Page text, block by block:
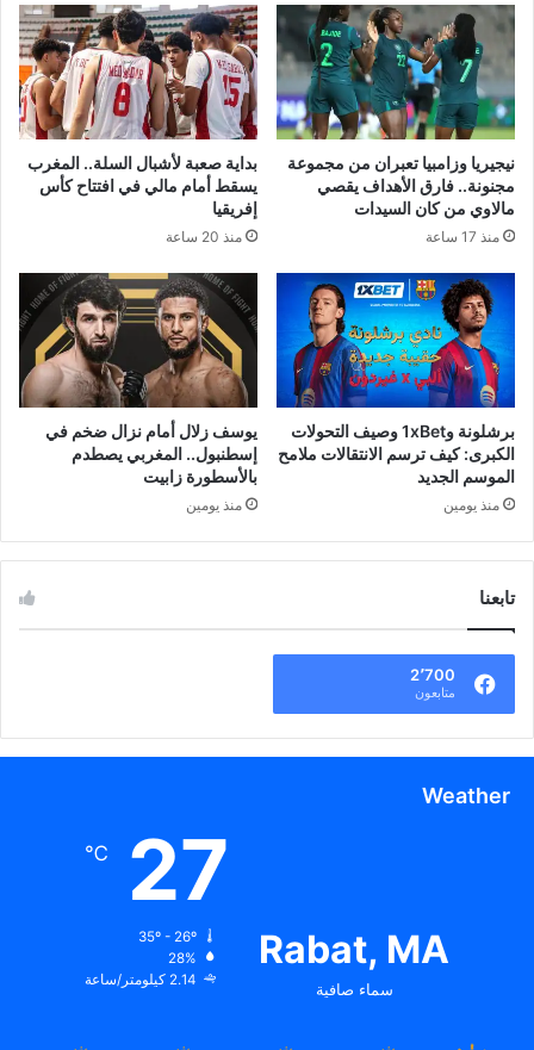
نيجيريا وزامبيا تعبران من مجموعة
مجنونة.. فارق الأهداف يقصي
مالاوي من كان السيدات
منذ 17 ساعة
بداية صعبة لأشبال السلة.. المغرب
يسقط أمام مالي في افتتاح كأس
إفريقيا
منذ 20 ساعة
برشلونة و1xBet وصيف التحولات
الكبرى: كيف ترسم الانتقالات ملامح
الموسم الجديد
منذ يومين
يوسف زلال أمام نزال ضخم في
إسطنبول.. المغربي يصطدم
بالأسطورة زابيت
منذ يومين
تابعنا
2٬700
متابعون
Weather
Rabat, MA
سماء صافية
27
℃
28%
2.14 كيلومتر/ساعة